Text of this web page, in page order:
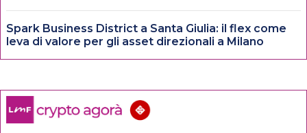
Spark Business District a Santa Giulia: il flex come
leva di valore per gli asset direzionali a Milano